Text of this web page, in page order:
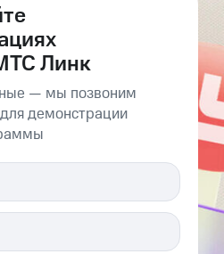
Линк
— мы позвоним
демонстрации